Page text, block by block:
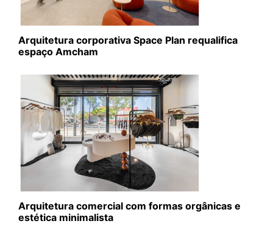
Arquitetura corporativa Space Plan requalifica
espaço Amcham
Arquitetura comercial com formas orgânicas e
estética minimalista